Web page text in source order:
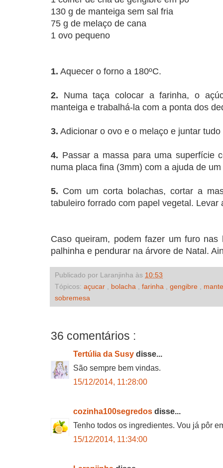
130 g de manteiga sem sal fria
75 g de melaço de cana
1 ovo pequeno
1. Aquecer o forno a 180ºC.
2. Numa taça colocar a farinha, o
manteiga e trabalhá-la com a ponta dos
3. Adicionar o ovo e o melaço e juntar
4. Passar a massa para uma superfície
numa placa fina (3mm) com a ajuda de
5. Com um corta bolachas, cortar a
tabuleiro forrado com papel vegetal. Levar
Caso queiram, podem fazer um furo
palhinha e pendurar na árvore de Natal.
Publicado por Laranjinha às 10:53
Tópicos: açucar bolacha farinha gengibre
sobremesa
36 comentários :
Tertúlia da Susy disse...
São sempre bem vindas.
15/12/2014, 11:28:00
cozinha100segredos disse...
Tenho todos os ingredientes. Vou já pôr
15/12/2014, 11:34:00